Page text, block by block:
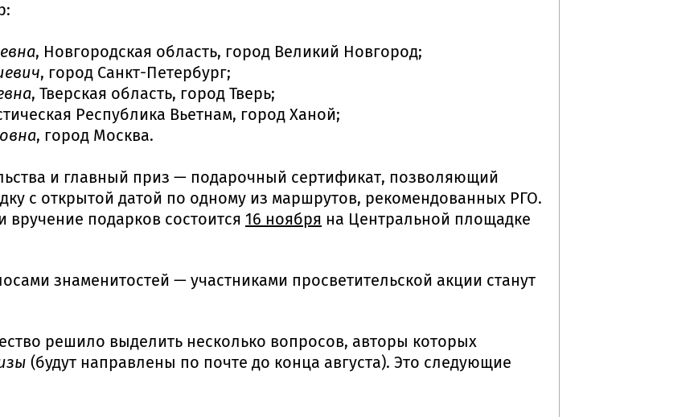
, Новгородская область, город Великий Новгород;
, город Санкт-Петербург;
, Тверская область, город Тверь;
Республика Вьетнам, город Ханой;
, город Москва.
и главный приз — подарочный сертификат, позволяющий
с открытой датой по одному из маршрутов, рекомендованных РГО.
вручение подарков состоится 16 ноября на Центральной площадке
знаменитостей — участниками просветительской акции станут
решило выделить несколько вопросов, авторы которых
(будут направлены по почте до конца августа). Это следующие